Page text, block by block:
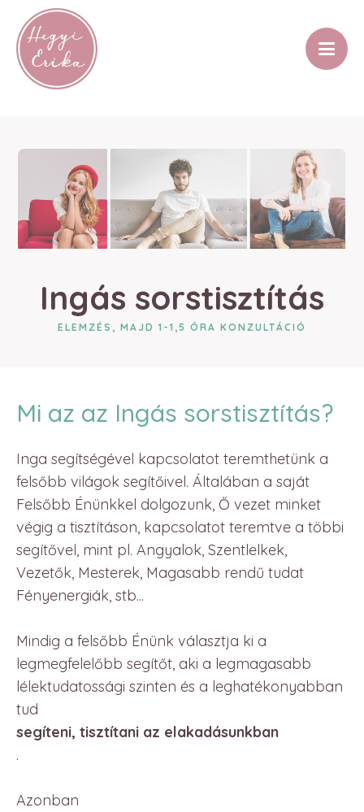
Ingás sorstisztítás
ELEMZÉS, MAJD 1-1,5 ÓRA KONZULTÁCIÓ
Mi az az Ingás sorstisztítás?
Inga segítségével kapcsolatot teremthetünk a
felsőbb világok segítőivel. Általában a saját
Felsőbb Énünkkel dolgozunk, Ő vezet minket
végig a tisztításon, kapcsolatot teremtve a többi
segítővel, mint pl. Angyalok, Szentlelkek,
Vezetők, Mesterek, Magasabb rendű tudat
Fényenergiák, stb...
Mindig a felsőbb Énünk választja ki a
legmegfelelőbb segítőt, aki a legmagasabb
lélektudatossági szinten és a leghatékonyabban
tud
segíteni, tisztítani az elakadásunkban
.
Azonban